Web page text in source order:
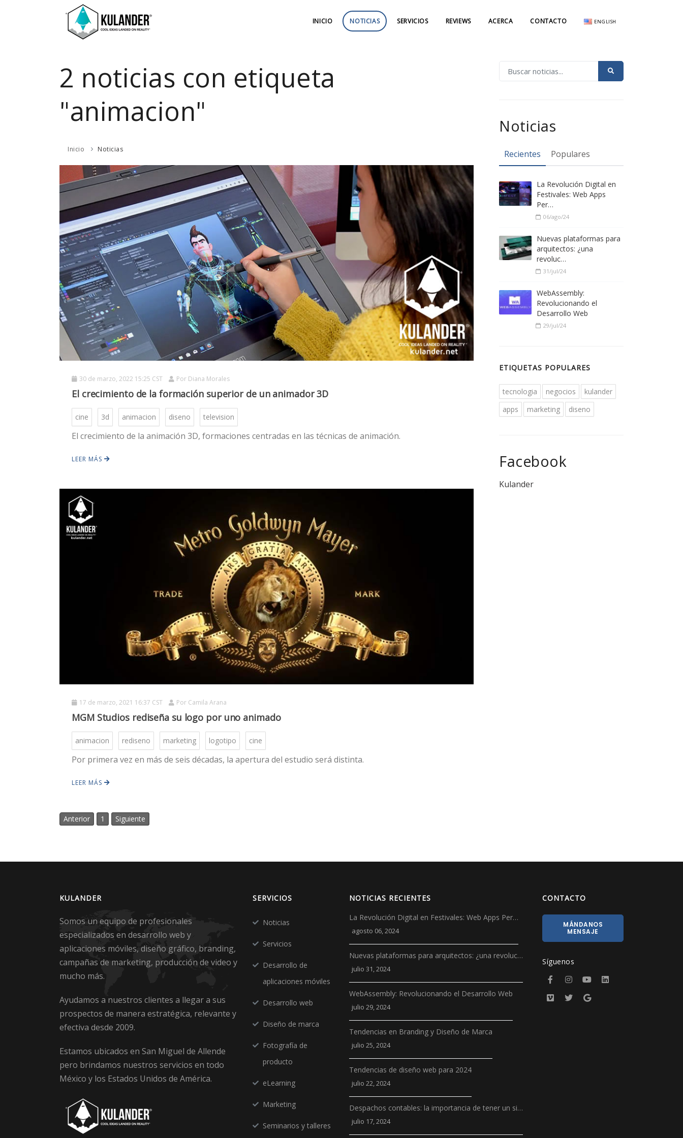
INICIO NOTICIAS SERVICIOS REVIEWS ACERCA CONTACTO ENGLISH
2 noticias con etiqueta
"animacion"
Inicio Noticias
30 de marzo, 2022 15:25 CST Por Diana Morales
El crecimiento de la formación superior de un animador 3D
cine 3d animacion diseno television
El crecimiento de la animación 3D, formaciones centradas en las técnicas de animación.
LEER MÁS
17 de marzo, 2021 16:37 CST Por Camila Arana
MGM Studios rediseña su logo por uno animado
animacion rediseno marketing logotipo cine
Por primera vez en más de seis décadas, la apertura del estudio será distinta.
LEER MÁS
Anterior 1 Siguiente
Noticias
Recientes Populares
La Revolución Digital en
Festivales: Web Apps
Per…
06/ago/24
Nuevas plataformas para
arquitectos: ¿una
revoluc…
31/jul/24
WebAssembly:
Revolucionando el
Desarrollo Web
29/jul/24
ETIQUETAS POPULARES
tecnologia negocios
kulander
apps
marketing diseno
Facebook
Kulander
KULANDER
Somos un equipo de profesionales
especializados en desarrollo web y
aplicaciones móviles, diseño gráfico, branding,
campañas de marketing, producción de video y
mucho más.
Ayudamos a nuestros clientes a llegar a sus
prospectos de manera estratégica, relevante y
efectiva desde 2009.
Estamos ubicados en San Miguel de Allende
pero brindamos nuestros servicios en todo
México y los Estados Unidos de América.
SERVICIOS
Noticias
Servicios
Desarrollo de
aplicaciones móviles
Desarrollo web
Diseño de marca
Fotografía de
producto
eLearning
Marketing
Seminarios y talleres
NOTICIAS RECIENTES
La Revolución Digital en Festivales: Web Apps Per…
agosto 06, 2024
Nuevas plataformas para arquitectos: ¿una revoluc…
julio 31, 2024
WebAssembly: Revolucionando el Desarrollo Web
julio 29, 2024
Tendencias en Branding y Diseño de Marca
julio 25, 2024
Tendencias de diseño web para 2024
julio 22, 2024
Despachos contables: la importancia de tener un si…
julio 17, 2024
CONTACTO
MÁNDANOS
MENSAJE
Síguenos